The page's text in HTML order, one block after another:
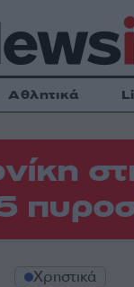
Αθλητικά
Χρηστικά